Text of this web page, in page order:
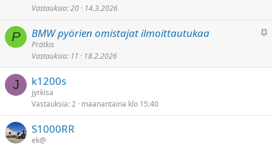
n
Vastauksia 20 14.3.2026
P
K
n
BMW pyörien omistajat ilmoittautukaa
Prätkis
Vastauksia 1T 18.2.2026
J k1200s
jyrkisa
Vastauksia 2 maanantaina klo 15:40
S1000RR
ek@